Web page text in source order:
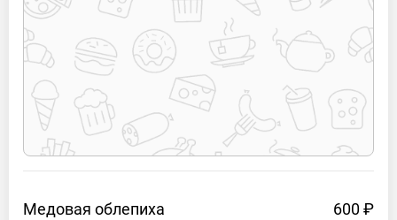
Медовая облепиха 600 ₽